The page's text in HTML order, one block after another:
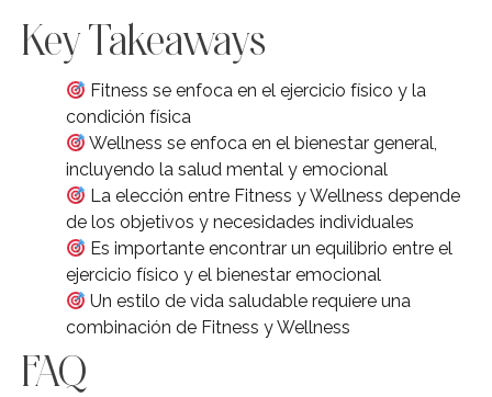
Key Takeaways
Fitness se enfoca en el ejercicio físico y la
condición física
Wellness se enfoca en el bienestar general,
incluyendo la salud mental y emocional
La elección entre Fitness y Wellness depende
de los objetivos y necesidades individuales
Es importante encontrar un equilibrio entre el
ejercicio físico y el bienestar emocional
Un estilo de vida saludable requiere una
combinación de Fitness y Wellness
FAQ